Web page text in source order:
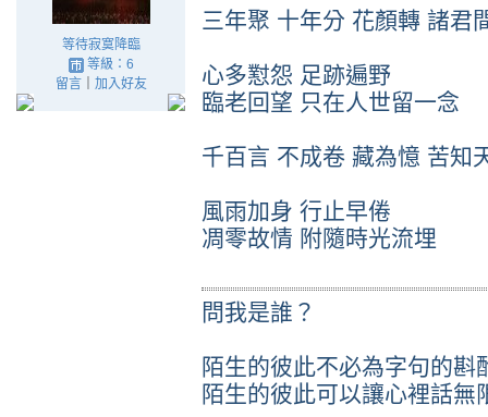
等待寂寞降臨
等級：6
留言｜ 加入好友
三年聚 十年分 花顏轉 諸君
心多懟怨 足跡遍野
臨老回望 只在人世留一念
千百言 不成卷 藏為憶 苦知
風雨加身 行止早倦
凋零故情 附隨時光流埋
問我是誰？
陌生的彼此不必為字句的斟
陌生的彼此可以讓心裡話無